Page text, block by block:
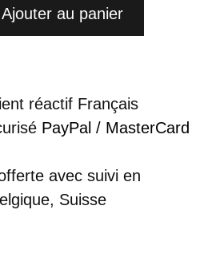
Ajouter au panier
réactif Français
PayPal / MasterCard
avec suivi en
Suisse